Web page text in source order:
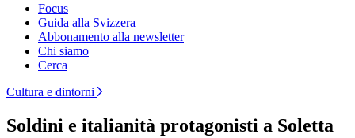
Focus
Guida alla Svizzera
Abbonamento alla newsletter
Chi siamo
Cerca
Cultura e dintorni
Soldini e italianità protagonisti a Soletta